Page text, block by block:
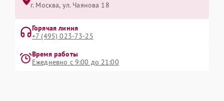
г. Москва, ул. Чаянова 18
Горячая линия
+7 (495) 023-73-25
Время работы
Ежедневно с 9:00 до 21:00